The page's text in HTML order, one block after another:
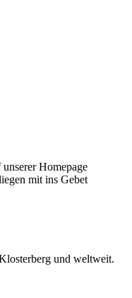
Homepage
mit ins Gebet
und weltweit.